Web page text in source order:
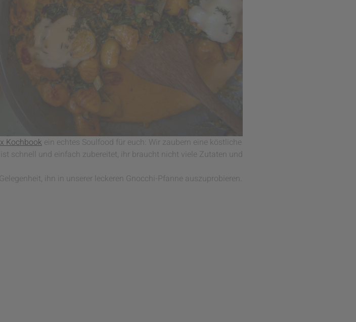
Kochbook ein echtes Soulfood für euch: Wir zaubern eine köstliche
schnell und einfach zubereitet, ihr braucht nicht viele Zutaten und
ihn in unserer leckeren Gnocchi-Pfanne auszuprobieren.